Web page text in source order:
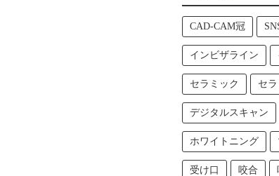
CAD-CAM冠
インビザライン
セラミック セ
デジタルスキャン
ホワイトニング
受け口 咬合